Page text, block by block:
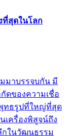
ที่สุดในโลก
มาบรรจบกัน มี
ดของความเชื่อ
ทธรูปที่ใหญ่ที่สุด
เครื่องพิสูจน์ถึง
กในวัฒนธรรม